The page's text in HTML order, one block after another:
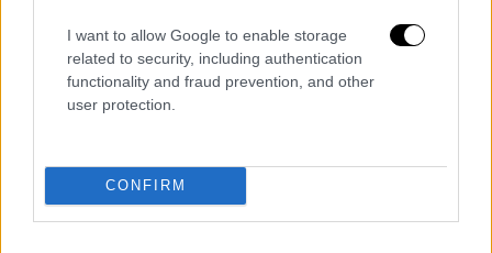
I want to allow Google to enable storage
related to security, including authentication
functionality and fraud prevention, and other
user protection.
CONFIRM
Μπλοκαρισμένες και οι ΤΟΜΥ
Από την άλλη και οι
παρέχουν προγράμματα πρόληψης αλλά και
πρωτοβάθμιες υπηρεσίες στις γειτονιές,
εγκαταλείφθηκαν στη μοίρα τουςκαι σήμερα